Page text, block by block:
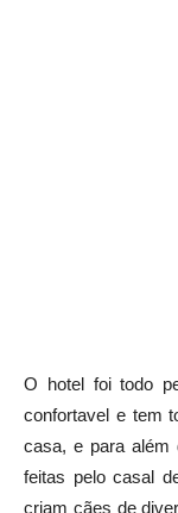
O hotel foi todo
confortavel e tem
casa, e para além
feitas pelo casal
criam cães de